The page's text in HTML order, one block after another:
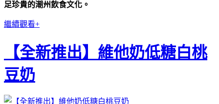
足珍貴的潮州飲食文化。
繼續觀看+
【全新推出】維他奶低糖白桃
豆奶